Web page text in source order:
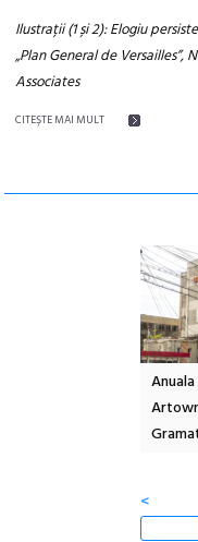
Ilustrații (1 și 2): Elogiu
„Plan General de Versailles”,
Associates
CITEŞTE MAI MULT
<